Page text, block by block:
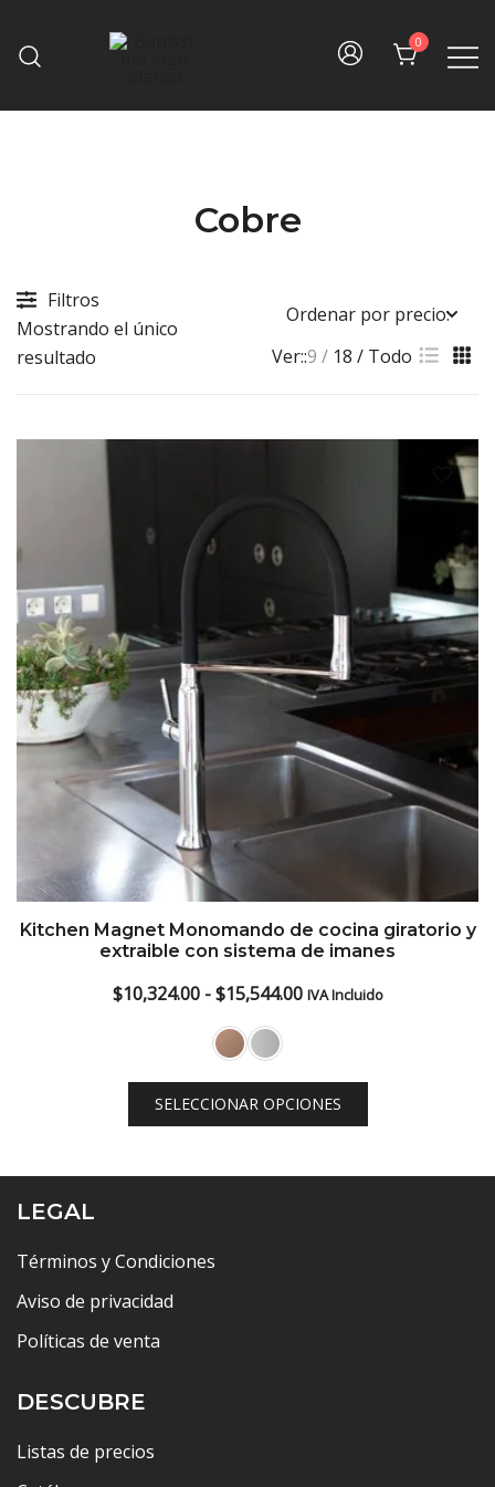
content
Baníssimo
Fine bath design
0
Cobre
Filtros
Mostrando el único
resultado
Ver::9 18 Todo
Kitchen Magnet Monomando de cocina giratorio y
extraible con sistema de imanes
$10,324.00 - $15,544.00Rango
desde
$10,324.00
IVA Incluido
SELECCIONAR OPCIONES
LEGAL
Términos y Condiciones
Aviso de privacidad
Políticas de venta
DESCUBRE
Listas de precios